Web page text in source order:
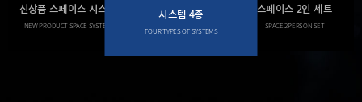
신상품 스페이스 시스템
NEW PRODUCT SPACE SYSTEM
시스템 4종
FOUR TYPES OF SYSTEMS
스페이스 2인 세트
SPACE 2PERSON SET